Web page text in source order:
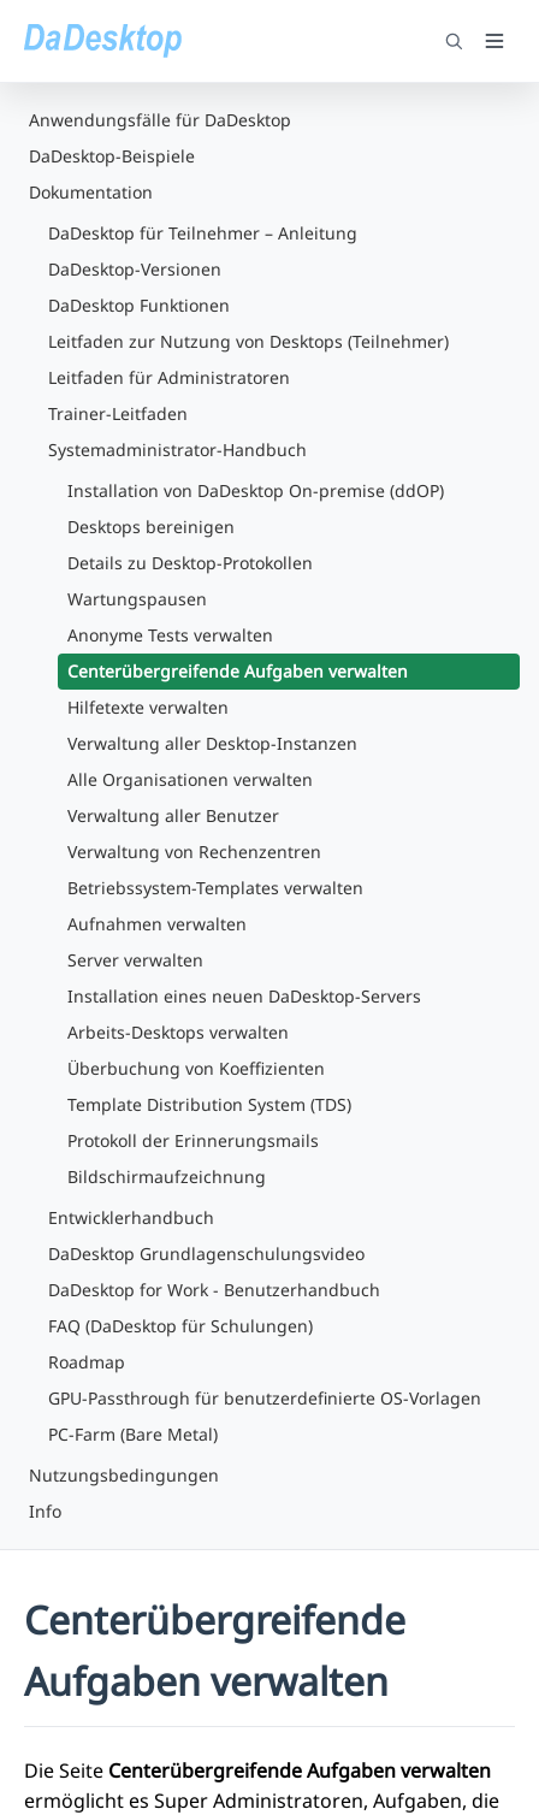
Anwendungsfälle für DaDesktop
DaDesktop-Beispiele
Dokumentation
DaDesktop für Teilnehmer – Anleitung
DaDesktop-Versionen
DaDesktop Funktionen
Leitfaden zur Nutzung von Desktops (Teilnehmer)
Leitfaden für Administratoren
Trainer-Leitfaden
Systemadministrator-Handbuch
Installation von DaDesktop On-premise (ddOP)
Desktops bereinigen
Details zu Desktop-Protokollen
Wartungspausen
Anonyme Tests verwalten
Centerübergreifende Aufgaben verwalten
Hilfetexte verwalten
Verwaltung aller Desktop-Instanzen
Alle Organisationen verwalten
Verwaltung aller Benutzer
Verwaltung von Rechenzentren
Betriebssystem-Templates verwalten
Aufnahmen verwalten
Server verwalten
Installation eines neuen DaDesktop-Servers
Arbeits-Desktops verwalten
Überbuchung von Koeffizienten
Template Distribution System (TDS)
Protokoll der Erinnerungsmails
Bildschirmaufzeichnung
Entwicklerhandbuch
DaDesktop Grundlagenschulungsvideo
DaDesktop for Work - Benutzerhandbuch
FAQ (DaDesktop für Schulungen)
Roadmap
GPU-Passthrough für benutzerdefinierte OS-Vorlagen
PC-Farm (Bare Metal)
Nutzungsbedingungen
Info
Centerübergreifende
Aufgaben verwalten
Die Seite Centerübergreifende Aufgaben verwalten
ermöglicht es Super Administratoren, Aufgaben, die